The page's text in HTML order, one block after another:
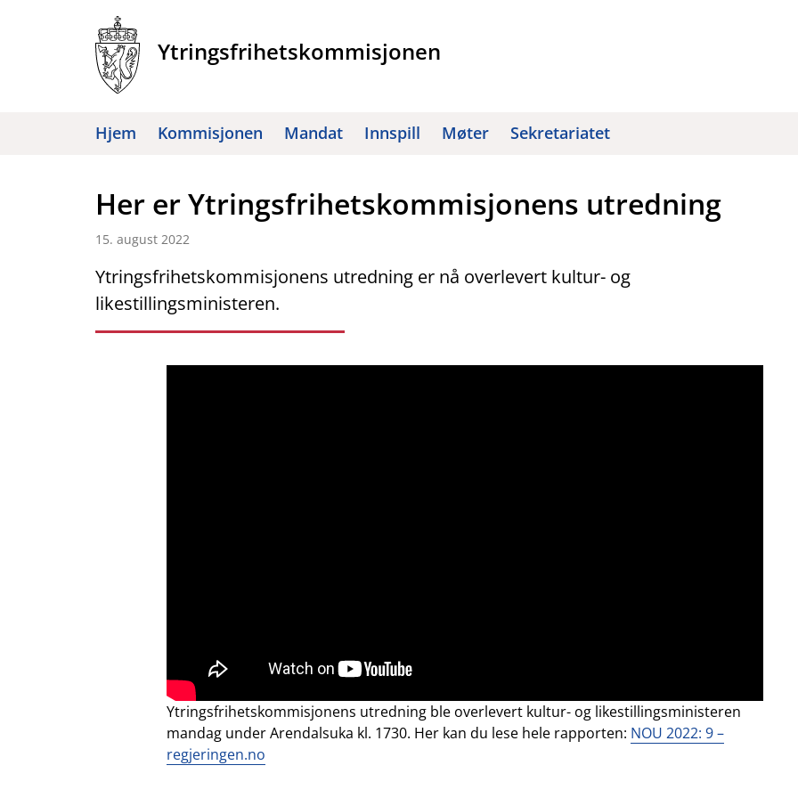
Ytringsfrihetskommisjonen
Hjem Kommisjonen Mandat Innspill Møter Sekretariatet
Her er Ytringsfrihetskommisjonens utredning
15. august 2022
Ytringsfrihetskommisjonens utredning er nå overlevert kultur- og
likestillingsministeren.
Ytringsfrihetskommisjonens utredning ble overlevert kultur- og likestillingsministeren
mandag under Arendalsuka kl. 1730. Her kan du lese hele rapporten: NOU 2022: 9 –
regjeringen.no